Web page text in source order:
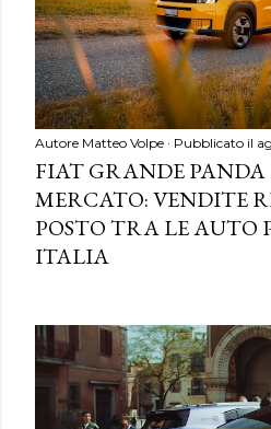
Autore Matteo Volpe Pubblicato il
FIAT GRANDE
MERCATO: VENDITE
POSTO TRA LE AUTO
ITALIA